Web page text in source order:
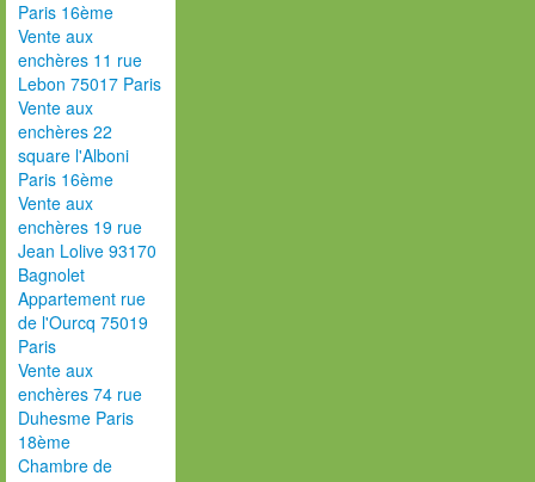
Paris 16ème
Vente aux
enchères 11 rue
Lebon 75017 Paris
Vente aux
enchères 22
square l'Alboni
Paris 16ème
Vente aux
enchères 19 rue
Jean Lolive 93170
Bagnolet
Appartement rue
de l'Ourcq 75019
Paris
Vente aux
enchères 74 rue
Duhesme Paris
18ème
Chambre de